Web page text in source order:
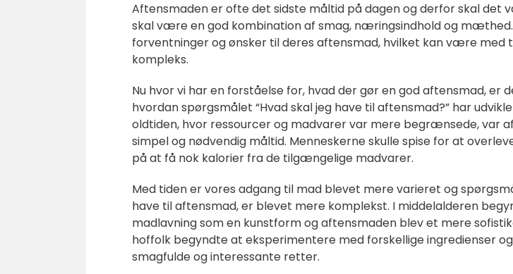
Aftensmaden er ofte det sidste måltid på dagen og derfor skal det
skal være en god kombination af smag, næringsindhold og
forventninger og ønsker til deres aftensmad, hvilket kan være
kompleks.
Nu hvor vi har en forståelse for, hvad der gør en god aftensmad, er
hvordan spørgsmålet “Hvad skal jeg have til aftensmad?” har
oldtiden, hvor ressourcer og madvarer var mere begrænsede, var
simpel og nødvendig måltid. Menneskerne skulle spise for at
på at få nok kalorier fra de tilgængelige madvarer.
Med tiden er vores adgang til mad blevet mere varieret og
have til aftensmad, er blevet mere komplekst. I middelalderen
madlavning som en kunstform og aftensmaden blev et mere
hoffolk begyndte at eksperimentere med forskellige ingredienser
smagfulde og interessante retter.